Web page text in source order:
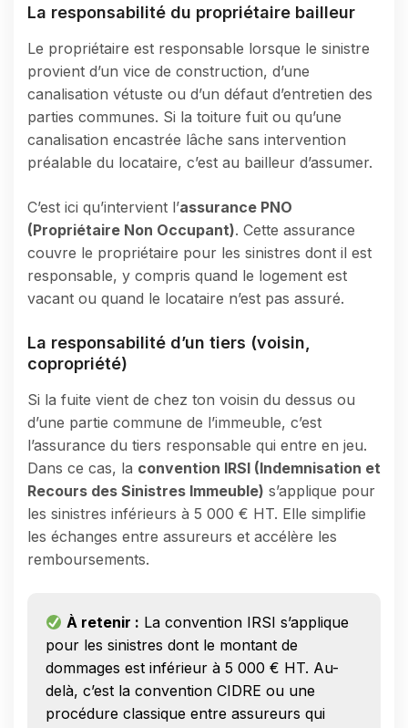
La responsabilité du propriétaire bailleur
Le propriétaire est responsable lorsque le sinistre
provient d’un vice de construction, d’une
canalisation vétuste ou d’un défaut d’entretien des
parties communes. Si la toiture fuit ou qu’une
canalisation encastrée lâche sans intervention
préalable du locataire, c’est au bailleur d’assumer.
C’est ici qu’intervient l’assurance PNO
(Propriétaire Non Occupant). Cette assurance
couvre le propriétaire pour les sinistres dont il est
responsable, y compris quand le logement est
vacant ou quand le locataire n’est pas assuré.
La responsabilité d’un tiers (voisin,
copropriété)
Si la fuite vient de chez ton voisin du dessus ou
d’une partie commune de l’immeuble, c’est
l’assurance du tiers responsable qui entre en jeu.
Dans ce cas, la convention IRSI (Indemnisation et
Recours des Sinistres Immeuble) s’applique pour
les sinistres inférieurs à 5 000 € HT. Elle simplifie
les échanges entre assureurs et accélère les
remboursements.
À retenir : La convention IRSI s’applique
pour les sinistres dont le montant de
dommages est inférieur à 5 000 € HT. Au-
delà, c’est la convention CIDRE ou une
procédure classique entre assureurs qui